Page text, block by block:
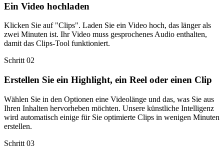
Ein Video hochladen
Klicken Sie auf "Clips". Laden Sie ein Video hoch, das länger als
zwei Minuten ist. Ihr Video muss gesprochenes Audio enthalten,
damit das Clips-Tool funktioniert.
Schritt 02
Erstellen Sie ein Highlight, ein Reel oder einen Clip
Wählen Sie in den Optionen eine Videolänge und das, was Sie aus
Ihren Inhalten hervorheben möchten. Unsere künstliche Intelligenz
wird automatisch einige für Sie optimierte Clips in wenigen Minuten
erstellen.
Schritt 03